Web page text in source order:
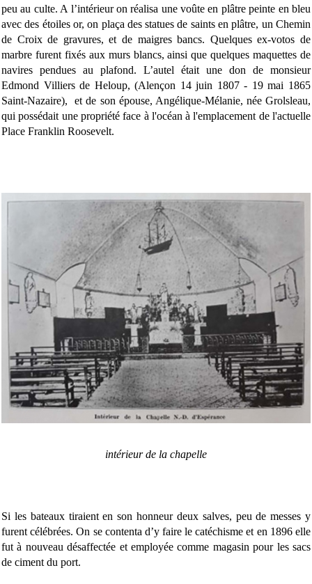
peu au culte. A l’intérieur on réalisa une voûte en plâtre peinte en bleu
avec des étoiles or, on plaça des statues de saints en plâtre, un Chemin
de Croix de gravures, et de maigres bancs. Quelques ex-votos de
marbre furent fixés aux murs blancs, ainsi que quelques maquettes de
navires pendues au plafond. L’autel était une don de monsieur
Edmond Villiers de Heloup, (Alençon 14 juin 1807 - 19 mai 1865
Saint-Nazaire),
et de son épouse, Angélique-Mélanie, née Grolsleau,
qui possédait une propriété face à l'océan à l'emplacement de l'actuelle
Place Franklin Roosevelt.
intérieur de la chapelle
Si les bateaux tiraient en son honneur deux salves, peu de messes y
furent célébrées. On se contenta d’y faire le catéchisme et en 1896 elle
fut à nouveau désaffectée et employée comme magasin pour les sacs
de ciment du port.